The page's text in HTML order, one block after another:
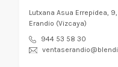
Lutxana Asua Errepidea,
Erandio (Vizcaya)
944 53 58 30